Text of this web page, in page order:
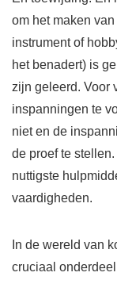
om het maken
instrument of
het benadert) is
zijn geleerd. Voor
inspanningen te
niet en de
de proef te
nuttigste
vaardigheden.
In de wereld van
cruciaal